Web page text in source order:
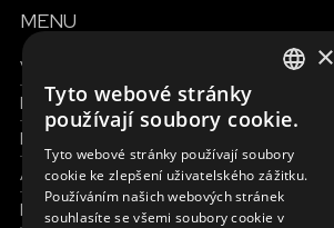
MENU
Všechny formy pomoci
Finance a reporty
Pracujte s námi
Aktuálně
Kdo jsme
CZECH
×
Tyto webové stránky
používají soubory cookie.
Tyto webové stránky používají soubory
cookie ke zlepšení uživatelského zážitku.
Používáním našich webových stránek
souhlasíte se všemi soubory cookie v